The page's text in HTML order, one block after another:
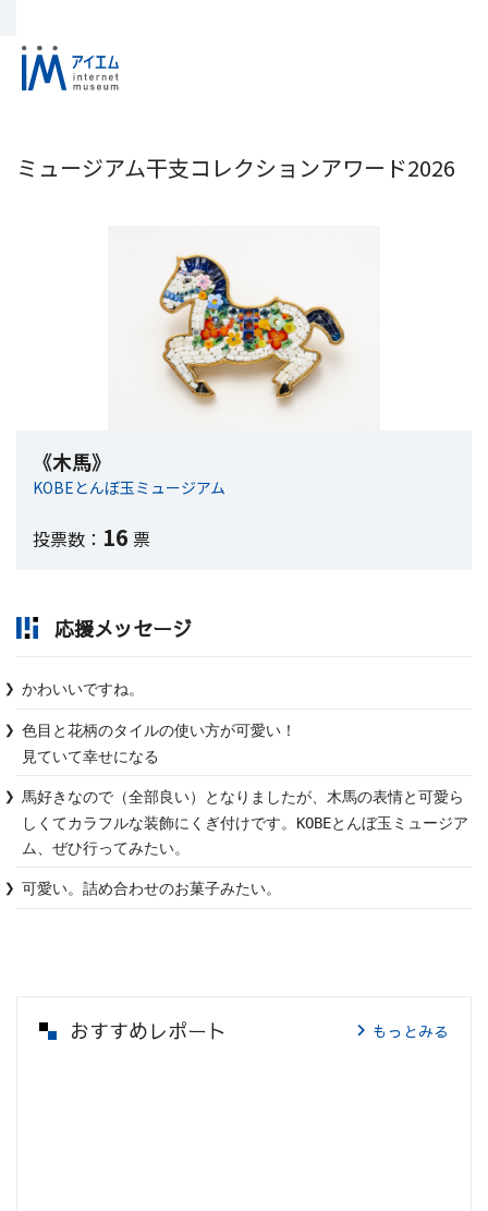
ミュージアム干支コレクションアワード2026
《木馬》
KOBEとんぼ玉ミュージアム
投票数： 16 票
応援メッセージ
かわいいですね。
色目と花柄のタイルの使い方が可愛い！
見ていて幸せになる
馬好きなので（全部良い）となりましたが、木馬の表情と可愛ら
しくてカラフルな装飾にくぎ付けです。KOBEとんぼ玉ミュージア
ム、ぜひ行ってみたい。
可愛い。詰め合わせのお菓子みたい。
おすすめレポート もっとみる